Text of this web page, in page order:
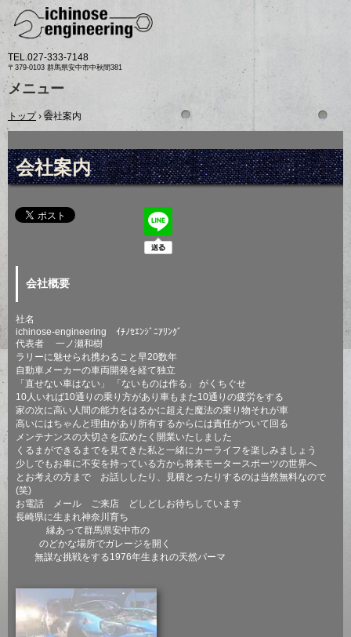
TEL.027-333-7148
〒379-0103 群馬県安中市中秋間381
メニュー
コ
ン
テ
ン
ツ
へ
ス
ッ
トップ › 会社案内
会社案内
会社概要
社名
ichinose-engineering ｲﾁﾉｾｴﾝｼﾞﾆｱﾘﾝｸﾞ
代表者 一ノ瀬和樹
ラリーに魅せられ携わること早20数年
自動車メーカーの車両開発を経て独立
「直せない車はない」 「ないものは作る」 がくちぐせ
10人いれば10通りの乗り方があり車もまた10通りの疲労をする
家の次に高い人間の能力をはるかに超えた魔法の乗り物それが車
高いにはちゃんと理由があり所有するからには責任がついて回る
メンテナンスの大切さを広めたく開業いたしました
くるまができるまでを見てきた私と一緒にカーライフを楽しみましょう
少しでもお車に不安を持っている方から将来モータースポーツの世界へ
とお考えの方まで お話ししたり、見積とったりするのは当然無料なので
(笑)
お電話 メール ご来店 どしどしお待ちしています
長崎県に生まれ神奈川育ち
縁あって群馬県安中市の
のどかな場所でガレージを開く
無謀な挑戦をする1976年生まれの天然パーマ